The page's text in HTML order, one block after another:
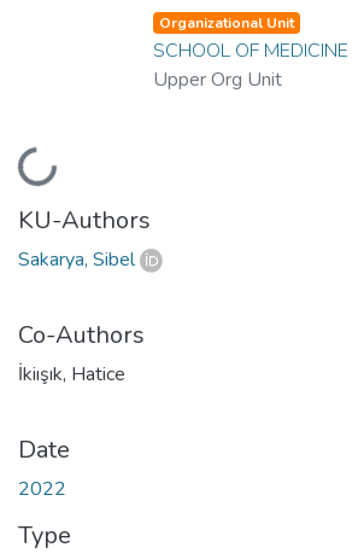
Loading...
Organizational Unit
SCHOOL OF MEDICINE
Upper Org Unit
KU-Authors
Sakarya, Sibel
Co-Authors
İkiışık, Hatice
Date
2022
Type